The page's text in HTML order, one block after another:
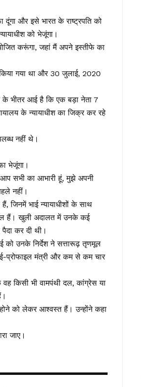
दूंगा और इसे भारत के राष्ट्रपति को
को भेजूंगा।
करूंगा, जहां मैं अपने इस्तीफे का
किया गया था और 30 जुलाई, 2020
के भीतर आई है कि एक बड़ा नेता 7
के न्यायाधीश का जिक्र कर रहे
नहीं थे।
भेजूंगा।
आप सभी का आभारी हूं, मुझे अपनी
नहीं।
जिनमें भाई न्यायाधीशों के साथ
हैं। खुली अदालत में उनके कई
कर दी थी।
को उनके निर्देश ने सत्तारूढ़ तृणमूल
प्रोफाइल मंत्री और कम से कम चार
किसी भी वामपंथी दल, कांग्रेस या
होने को लेकर आश्वस्त हैं। उन्होंने कहा
जाए।